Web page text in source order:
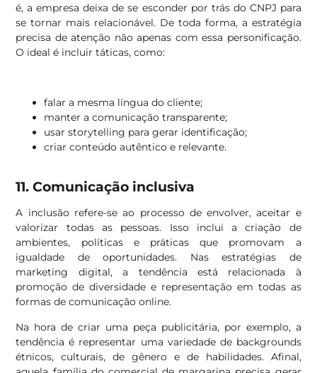
é, a empresa deixa de se esconder por trás do CNPJ para
se tornar mais relacionável. De toda forma, a estratégia
precisa de atenção não apenas com essa personificação.
O ideal é incluir táticas, como:
falar a mesma língua do cliente;
manter a comunicação transparente;
usar storytelling para gerar identificação;
criar conteúdo autêntico e relevante.
11. Comunicação inclusiva
A inclusão refere-se ao processo de envolver, aceitar e
valorizar todas as pessoas. Isso inclui a criação de
ambientes, políticas e práticas que promovam a
igualdade de oportunidades. Nas estratégias de
marketing digital, a tendência está relacionada à
promoção de diversidade e representação em todas as
formas de comunicação online.
Na hora de criar uma peça publicitária, por exemplo, a
tendência é representar uma variedade de backgrounds
étnicos, culturais, de gênero e de habilidades. Afinal,